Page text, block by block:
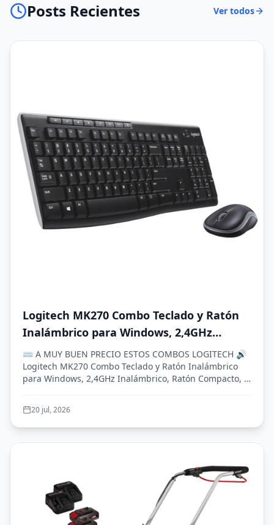
Posts Recientes Ver todos
Logitech MK270 Combo Teclado y Ratón
Inalámbrico para Windows, 2,4GHz
Inalámbrico, Ratón Compacto, 8 Teclas
Multimedia y de Acceso Directo, 2 años
de batería, PC, PC Portátil, QWERTY
⌨️ A MUY BUEN PRECIO ESTOS COMBOS LOGITECH 🔊
Logitech MK270 Combo Teclado y Ratón Inalámbrico
para Windows, 2,4GHz Inalámbrico, Ratón Compacto, 8
20 jul, 2026